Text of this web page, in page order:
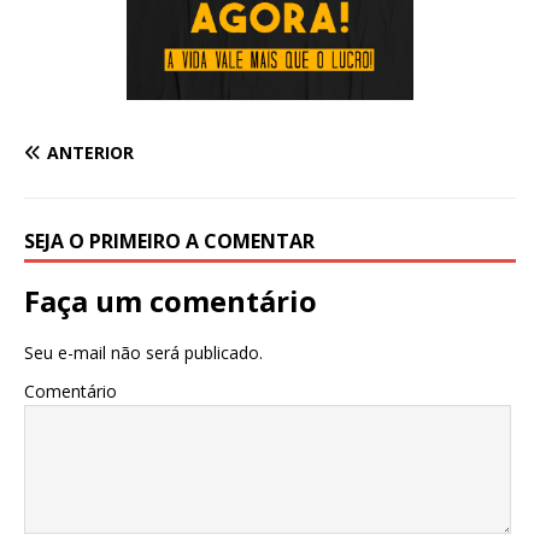
ANTERIOR
SEJA O PRIMEIRO A COMENTAR
Faça um comentário
Seu e-mail não será publicado.
Comentário